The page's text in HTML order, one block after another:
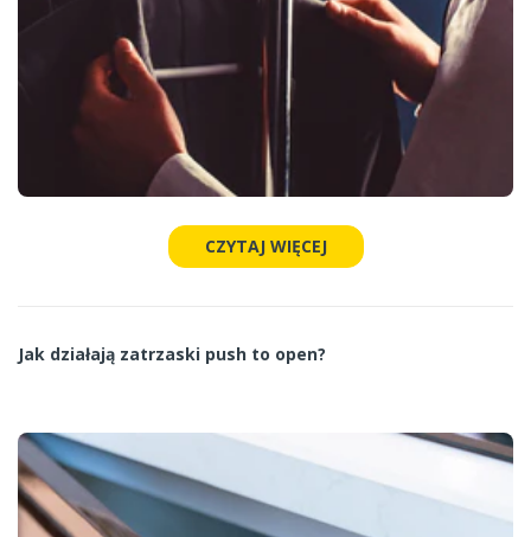
CZYTAJ WIĘCEJ
Jak działają zatrzaski push to open?